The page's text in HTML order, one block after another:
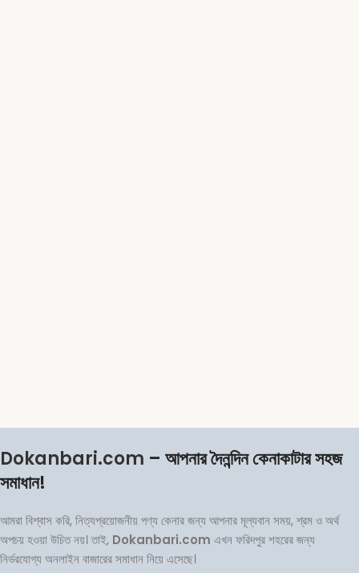
Dokanbari.com – আপনার দৈনন্দিন কেনাকাটার সহজ
সমাধান!
আমরা বিশ্বাস করি, নিত্যপ্রয়োজনীয় পণ্য কেনার জন্য আপনার মূল্যবান সময়, শ্রম ও অর্থ
অপচয় হওয়া উচিত নয়। তাই, Dokanbari.com এখন ফরিদপুর শহরের জন্য
নির্ভরযোগ্য অনলাইন বাজারের সমাধান নিয়ে এসেছে।